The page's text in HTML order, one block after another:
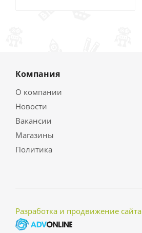
Компания
О компании
Новости
Вакансии
Магазины
Политика
Разработка и продвижение сайта